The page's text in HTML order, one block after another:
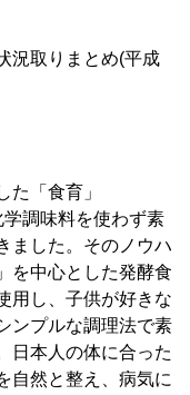
況取りまとめ(平成
た「食育」
調味料を使わず素
ました。そのノウハ
を中心とした発酵食
用し、子供が好きな
ンプルな調理法で素
日本人の体に合った
自然と整え、病気に